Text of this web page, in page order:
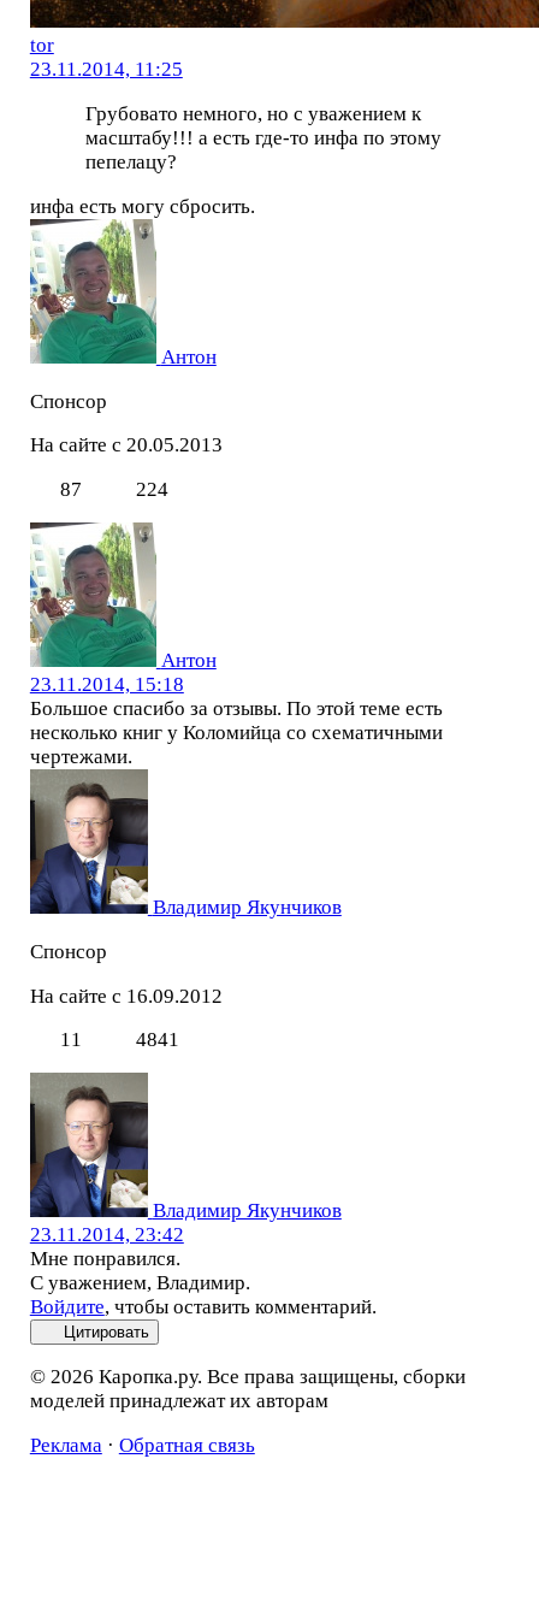
tor
23.11.2014, 11:25
Грубовато немного, но с уважением к
масштабу!!! а есть где-то инфа по этому
пепелацу?
инфа есть могу сбросить.
Антон
Спонсор
На сайте с 20.05.2013
87
224
Антон
23.11.2014, 15:18
Большое спасибо за отзывы. По этой теме есть
несколько книг у Коломийца со схематичными
чертежами.
Владимир Якунчиков
Спонсор
На сайте с 16.09.2012
11
4841
Владимир Якунчиков
23.11.2014, 23:42
Мне понравился.
С уважением, Владимир.
Войдите, чтобы оставить комментарий.
Цитировать
© 2026 Каропка.ру. Все права защищены, сборки
моделей принадлежат их авторам
Реклама · Обратная связь